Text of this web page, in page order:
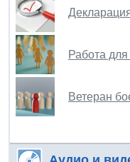
Работа
Ветеран